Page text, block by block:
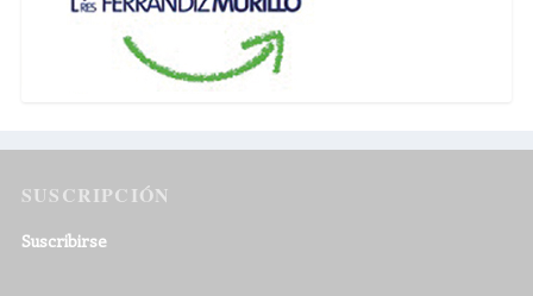
SUSCRIPCIÓN
Suscribirse